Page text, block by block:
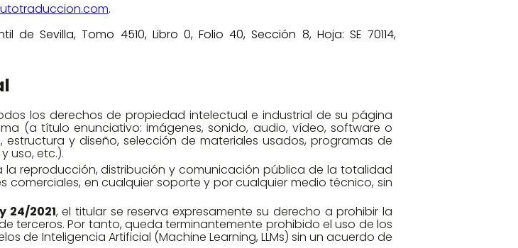
.
de Sevilla, Tomo 4510, Libro 0, Folio 40, Sección 8, Hoja: SE 70114,
los derechos de propiedad intelectual e industrial de su página
(a título enunciativo: imágenes, sonido, audio, vídeo, software o
y diseño, selección de materiales usados, programas de
uso, etc.).
la reproducción, distribución y comunicación pública de la totalidad
en cualquier soporte y por cualquier medio técnico, sin
24/2021, el titular se reserva expresamente su derecho a prohibir la
terceros. Por tanto, queda terminantemente prohibido el uso de los
de Inteligencia Artificial (Machine Learning, LLMs) sin un acuerdo de